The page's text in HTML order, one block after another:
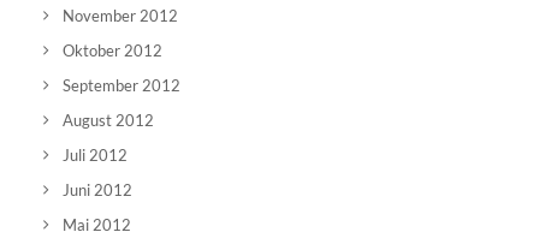
November 2012
Oktober 2012
September 2012
August 2012
Juli 2012
Juni 2012
Mai 2012